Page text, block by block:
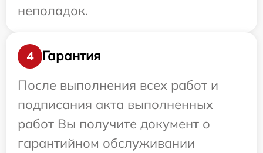
неполадок.
4
Гарантия
После выполнения всех работ и
подписания акта выполненных
работ Вы получите документ о
гарантийном обслуживании